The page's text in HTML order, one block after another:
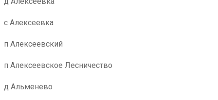
с Алексеевка
п Алексеевский
п Алексеевское Лесничество
д Альменево